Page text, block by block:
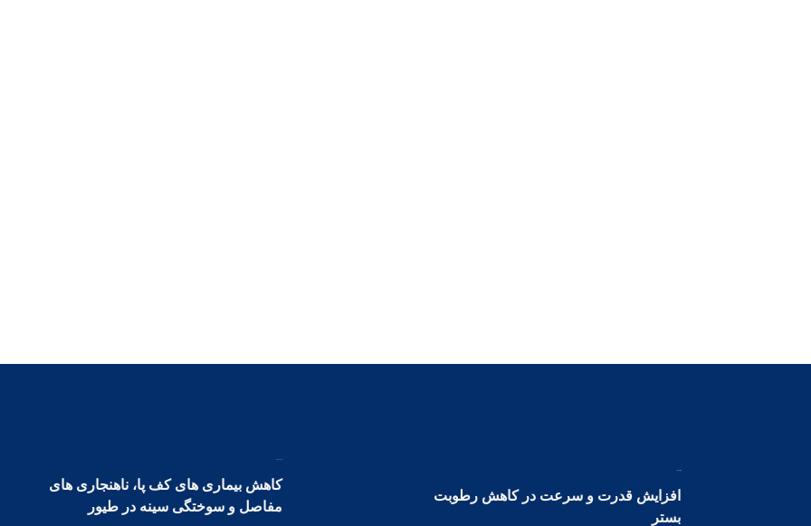
افزایش قدرت و سرعت در کاهش رطوبت
بستر
کاهش بیماری های کف پا، ناهنجاری های
مفاصل و سوختگی سینه در طیور